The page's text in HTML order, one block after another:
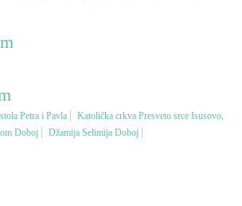
Petra i Pavla
Katolička crkva Presveto srce Isusovo,
Doboj Džamija Selimija Doboj